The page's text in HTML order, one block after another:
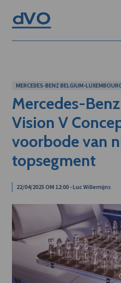
MERCEDES-BENZ BELGIUM-
Mercedes-
Vision V
voorbode van
topsegment
22/04/2025 OM 12:00 - Luc Willemijns